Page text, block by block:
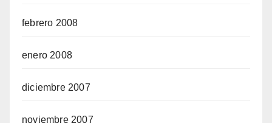
febrero 2008
enero 2008
diciembre 2007
noviembre 2007